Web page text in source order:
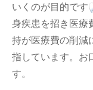
いくのが目的です
身疾患を招き医療
持が医療費の削減
指しています。お
す。